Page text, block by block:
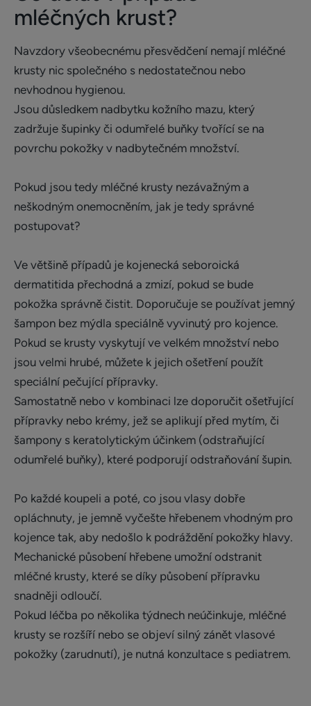
mléčných krust?
Navzdory všeobecnému přesvědčení nemají mléčné
krusty nic společného s nedostatečnou nebo
nevhodnou hygienou.
Jsou důsledkem nadbytku kožního mazu, který
zadržuje šupinky či odumřelé buňky tvořící se na
povrchu pokožky v nadbytečném množství.
Pokud jsou tedy mléčné krusty nezávažným a
neškodným onemocněním, jak je tedy správné
postupovat?
Ve většině případů je kojenecká seboroická
dermatitida přechodná a zmizí, pokud se bude
pokožka správně čistit. Doporučuje se používat jemný
šampon bez mýdla speciálně vyvinutý pro kojence.
Pokud se krusty vyskytují ve velkém množství nebo
jsou velmi hrubé, můžete k jejich ošetření použít
speciální pečující přípravky.
Samostatně nebo v kombinaci lze doporučit ošetřující
přípravky nebo krémy, jež se aplikují před mytím, či
šampony s keratolytickým účinkem (odstraňující
odumřelé buňky), které podporují odstraňování šupin.
Po každé koupeli a poté, co jsou vlasy dobře
opláchnuty, je jemně vyčešte hřebenem vhodným pro
kojence tak, aby nedošlo k podráždění pokožky hlavy.
Mechanické působení hřebene umožní odstranit
mléčné krusty, které se díky působení přípravku
snadněji odloučí.
Pokud léčba po několika týdnech neúčinkuje, mléčné
krusty se rozšíří nebo se objeví silný zánět vlasové
pokožky (zarudnutí), je nutná konzultace s pediatrem.